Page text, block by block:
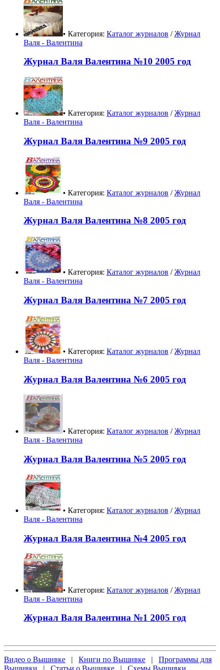
• Категория: Каталог журналов /Журнал
Валя - Валентина
Журнал Валя Валентина №10 2005 год
• Категория: Каталог журналов /Журнал
Валя - Валентина
Журнал Валя Валентина №9 2005 год
• Категория: Каталог журналов /Журнал
Валя - Валентина
Журнал Валя Валентина №8 2005 год
• Категория: Каталог журналов /Журнал
Валя - Валентина
Журнал Валя Валентина №7 2005 год
• Категория: Каталог журналов /Журнал
Валя - Валентина
Журнал Валя Валентина №6 2005 год
• Категория: Каталог журналов /Журнал
Валя - Валентина
Журнал Валя Валентина №5 2005 год
• Категория: Каталог журналов /Журнал
Валя - Валентина
Журнал Валя Валентина №4 2005 год
• Категория: Каталог журналов /Журнал
Валя - Валентина
Журнал Валя Валентина №1 2005 год
Видео о Вышивке | Книги по Вышивке | Программы для